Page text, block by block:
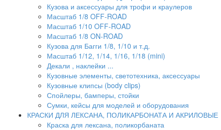
Кузова и аксессуары для трофи и краулеров
Масштаб 1/8 OFF-ROAD
Масштаб 1/10 OFF-ROAD
Масштаб 1/8 ON-ROAD
Кузова для Багги 1/8, 1/10 и т.д.
Масштаб 1/12, 1/14, 1/16, 1/18 (mini)
Декали , наклейки ...
Кузовные элементы, светотехника, аксессуары
Кузовные клипсы (body clips)
Спойлеры, бамперы, стойки
Сумки, кейсы для моделей и оборудования
КРАСКИ ДЛЯ ЛЕКСАНА, ПОЛИКАРБОНАТА И АКРИЛОВЫЕ
Краска для лексана, поликорбаната